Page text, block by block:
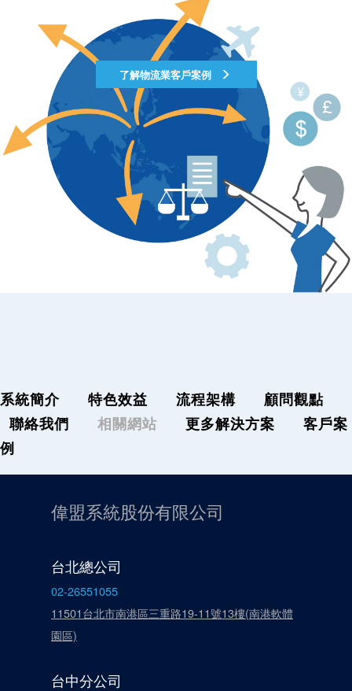
了解物流業客戶案例
系統簡介 特色效益 流程架構
顧問觀點
聯絡我們
相關網站 更多解決方案
客戶案
例
偉盟系統股份有限公司
台北總公司
02-26551055
11501台北市南港區三重路19-11號13樓(南港軟體
園區)
台中分公司